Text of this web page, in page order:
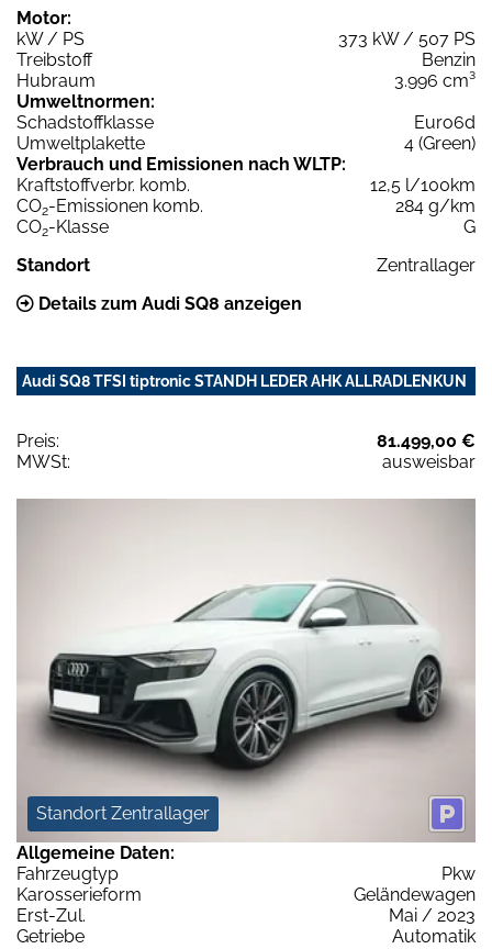
Motor:
kW / PS
373 kW / 507 PS
Treibstoff
Benzin
Hubraum
3.996 cm³
Umweltnormen:
Schadstoffklasse
Euro6d
Umweltplakette
4 (Green)
Verbrauch und Emissionen nach WLTP:
Kraftstoffverbr. komb.
12,5 l/100km
CO2-Emissionen komb.
284 g/km
CO2-Klasse
G
Standort
Zentrallager
Details zum Audi SQ8 anzeigen
Audi SQ8 TFSI tiptronic STANDH LEDER AHK ALLRADLENKUN
Preis:
81.499,00 €
MWSt:
ausweisbar
Standort Zentrallager
Allgemeine Daten:
Fahrzeugtyp
Pkw
Karosserieform
Geländewagen
Erst-Zul.
Mai / 2023
Getriebe
Automatik